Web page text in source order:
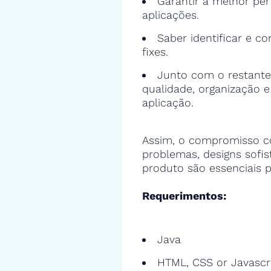
aplicações.
Saber identificar e
fixes.
Junto com o
qualidade, organização
aplicação.
Assim, o compromisso
problemas, designs
produto são essenciais
Requerimentos:
Java
HTML, CSS or